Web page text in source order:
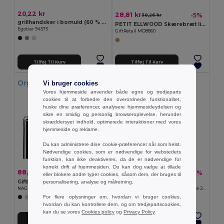
20,22 kr
grillhandsker i bomuld (60 % genbrugs)
Egotier 94575
Tilføj Til Kurv
28,81 kr30,26 kr -5%
PETIT ELLWOOD Skærebræt lille
GiftRetail MO8860
Tilføj Til Kurv
Organic Cotton
88,39 kr195,92 kr -55%
GiftRetail MO6261
56,45 kr71,30 kr -21%
GiftRetail MO6262
RAIPUR Økologisk bomuldsforklæde 200 gr/m²
Vi bruger cookies
Vores hjemmeside anvender både egne og tredjeparts
cookies til at forbedre den overordnede funktionalitet,
huske dine præferencer, analysere hjemmesideydelsen og
sikre en smidig og personlig browseroplevelse, herunder
skræddersyet indhold, optimerede interaktioner med vores
hjemmeside og reklame.
Du kan administrere dine cookie-præferencer når som helst.
Nødvendige cookies, som er nødvendige for webstedets
funktion, kan ikke deaktiveres, da de er nødvendige for
korrekt drift af hjemmesiden. Du kan dog vælge at tillade
eller blokere andre typer cookies, såsom dem, der bruges til
personalisering, analyse og målretning.
For flere oplysninger om, hvordan vi bruger cookies,
hvordan du kan kontrollere dem, og om tredjepartscookies,
kan du se vores Cookies policy og Privacy Policy.